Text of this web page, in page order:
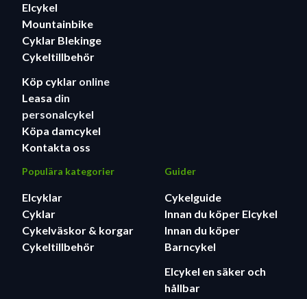
Elcykel
Mountainbike
Cyklar Blekinge
Cykeltillbehör
Köp cyklar online
Leasa din
personalcykel
Köpa damcykel
Kontakta oss
Populära kategorier
Elcyklar
Cyklar
Cykelväskor & korgar
Cykeltillbehör
Guider
Cykelguide
Innan du köper Elcykel
Innan du köper
Barncykel
Elcykel en säker och
hållbar